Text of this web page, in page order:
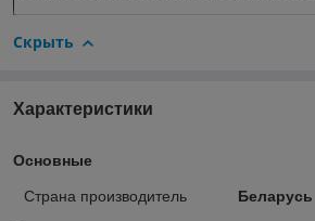
Скрыть
Характеристики
Основные
Страна производитель Беларусь